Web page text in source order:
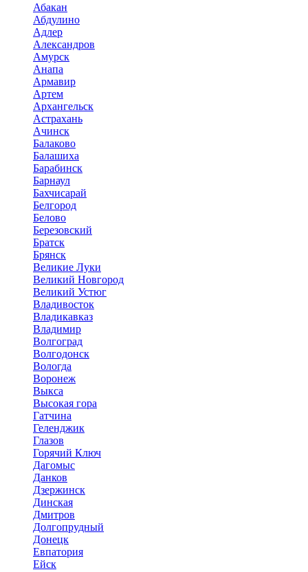
Абакан
Абдулино
Адлер
Александров
Амурск
Анапа
Армавир
Артем
Архангельск
Астрахань
Ачинск
Балаково
Балашиха
Барабинск
Барнаул
Бахчисарай
Белгород
Белово
Березовский
Братск
Брянск
Великие Луки
Великий Новгород
Великий Устюг
Владивосток
Владикавказ
Владимир
Волгоград
Волгодонск
Вологда
Воронеж
Выкса
Высокая гора
Гатчина
Геленджик
Глазов
Горячий Ключ
Дагомыс
Данков
Дзержинск
Динская
Дмитров
Долгопрудный
Донецк
Евпатория
Ейск